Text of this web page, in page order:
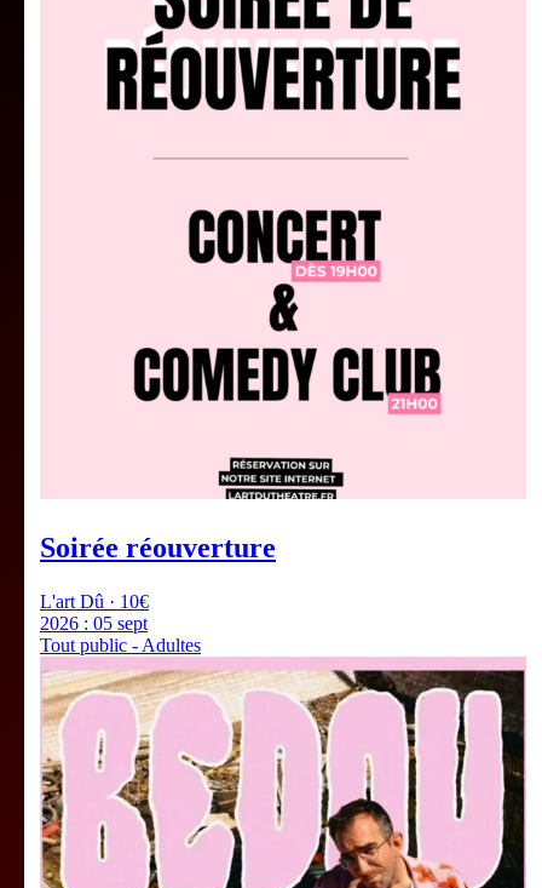
Soirée réouverture
L'art Dû · 10€
2026 : 05 sept
Tout public - Adultes